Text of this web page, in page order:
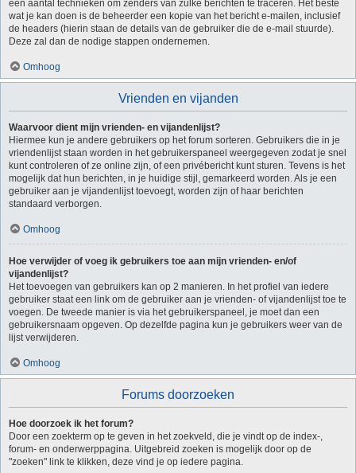
een aantal technieken om zenders van zulke berichten te traceren. Het beste
wat je kan doen is de beheerder een kopie van het bericht e-mailen, inclusief
de headers (hierin staan de details van de gebruiker die de e-mail stuurde).
Deze zal dan de nodige stappen ondernemen.
Omhoog
Vrienden en vijanden
Waarvoor dient mijn vrienden- en vijandenlijst?
Hiermee kun je andere gebruikers op het forum sorteren. Gebruikers die in je
vriendenlijst staan worden in het gebruikerspaneel weergegeven zodat je snel
kunt controleren of ze online zijn, of een privébericht kunt sturen. Tevens is het
mogelijk dat hun berichten, in je huidige stijl, gemarkeerd worden. Als je een
gebruiker aan je vijandenlijst toevoegt, worden zijn of haar berichten
standaard verborgen.
Omhoog
Hoe verwijder of voeg ik gebruikers toe aan mijn vrienden- en/of
vijandenlijst?
Het toevoegen van gebruikers kan op 2 manieren. In het profiel van iedere
gebruiker staat een link om de gebruiker aan je vrienden- of vijandenlijst toe te
voegen. De tweede manier is via het gebruikerspaneel, je moet dan een
gebruikersnaam opgeven. Op dezelfde pagina kun je gebruikers weer van de
lijst verwijderen.
Omhoog
Forums doorzoeken
Hoe doorzoek ik het forum?
Door een zoekterm op te geven in het zoekveld, die je vindt op de index-,
forum- en onderwerppagina. Uitgebreid zoeken is mogelijk door op de
"zoeken" link te klikken, deze vind je op iedere pagina.